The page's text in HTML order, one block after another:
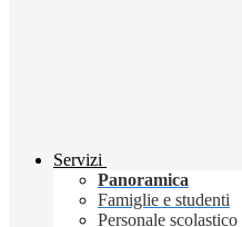
Servizi
Panoramica
Famiglie e studenti
Personale scolastico